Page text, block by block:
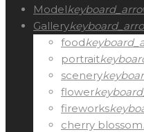
Model
Gallery
food
portrait
scenery
flower
fireworks
cherry blossom